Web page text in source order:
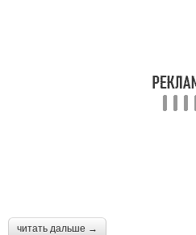
читать дальше →